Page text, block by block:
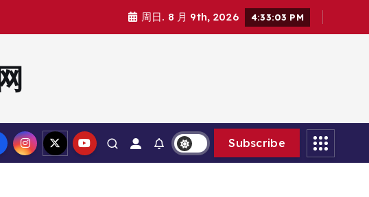
周日. 8 月 9th, 2026 4:33:04 PM
Subscribe